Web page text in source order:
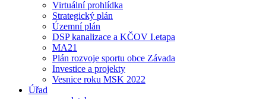
Virtuální prohlídka
Strategický plán
Územní plán
DSP kanalizace a KČOV I.etapa
MA21
Plán rozvoje sportu obce Závada
Investice a projekty
Vesnice roku MSK 2022
Úřad